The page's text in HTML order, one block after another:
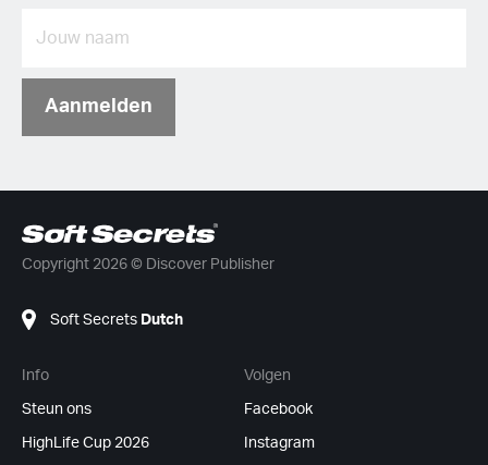
Aanmelden
Copyright 2026 © Discover Publisher
Soft Secrets Dutch
Info
Steun ons
HighLife Cup 2026
Volgen
Facebook
Instagram